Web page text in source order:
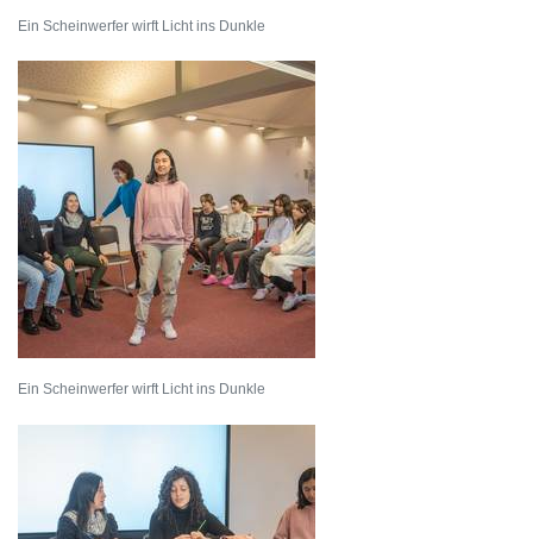
Ein Scheinwerfer wirft Licht ins Dunkle
Ein Scheinwerfer wirft Licht ins Dunkle